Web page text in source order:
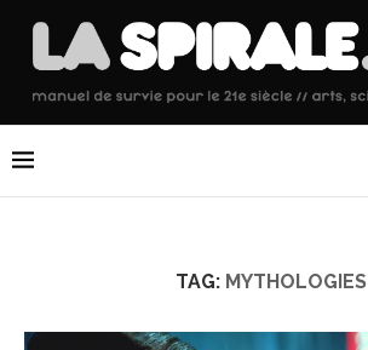
TAG: MYTHOLOGIES